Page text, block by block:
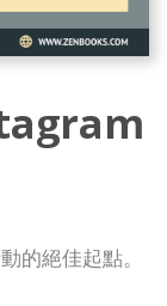
的絕佳起點。